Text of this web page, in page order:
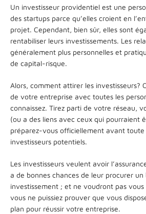
Un investisseur providentiel est une
des startups parce qu’elles croient en
projet. Cependant, bien sûr, elles sont
rentabiliser leurs investissements. Les
généralement plus personnelles et
de capital-risque.
Alors, comment attirer les investisseurs?
de votre entreprise avec toutes les
connaissez. Tirez parti de votre réseau,
(ou a des liens avec ceux qui pourraient
préparez-vous officiellement avant
investisseurs potentiels.
Les investisseurs veulent avoir
a de bonnes chances de leur procurer
investissement ; et ne voudront pas
vous ne puissiez prouver que vous
plan pour réussir votre entreprise.